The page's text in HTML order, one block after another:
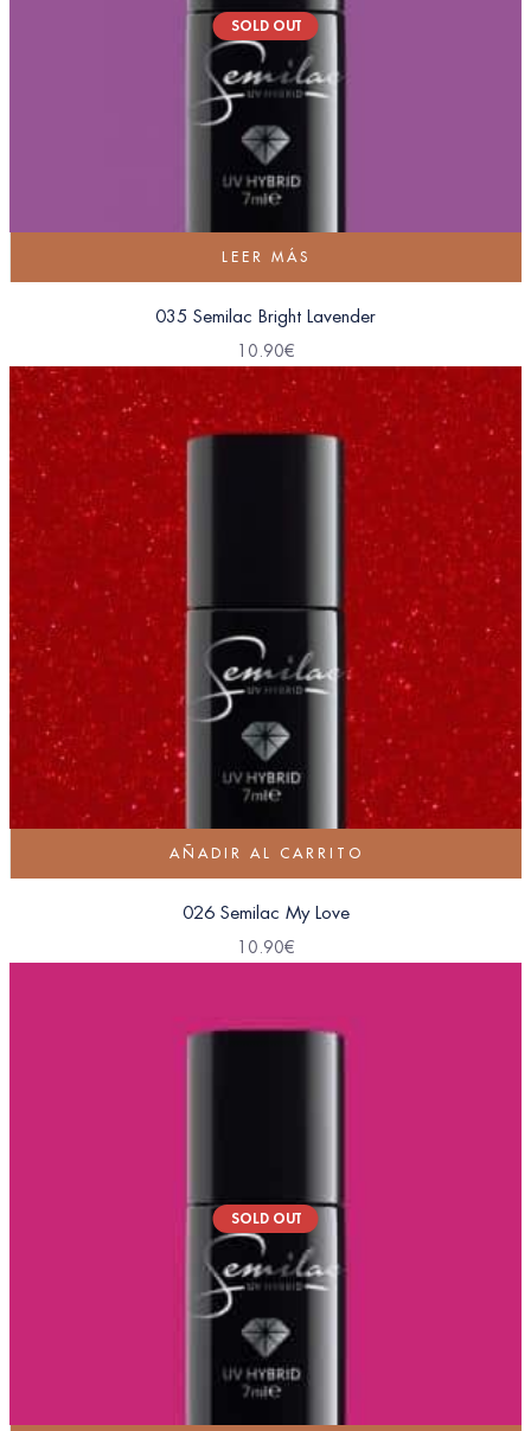
SOLD OUT
LEER MÁS
035 Semilac Bright Lavender
10.90€
AÑADIR AL CARRITO
026 Semilac My Love
10.90€
SOLD OUT